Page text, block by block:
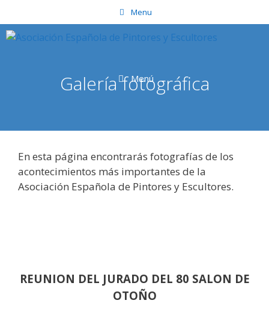
al
contenido
Menu
Menú
Galería fotográfica
En esta página encontrarás fotografías de los
acontecimientos más importantes de la
Asociación Española de Pintores y Escultores.
REUNION DEL JURADO DEL 80 SALON DE
OTOÑO